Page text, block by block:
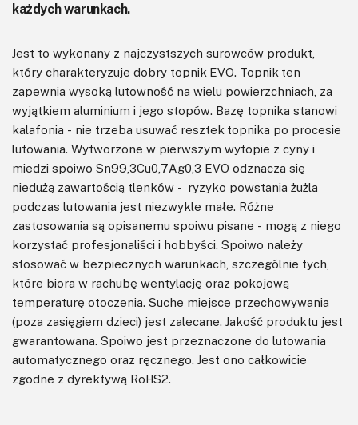
każdych warunkach.
Jest to wykonany z najczystszych surowców produkt,
który charakteryzuje dobry topnik EVO. Topnik ten
zapewnia wysoką lutowność na wielu powierzchniach, za
wyjątkiem aluminium i jego stopów. Bazę topnika stanowi
kalafonia - nie trzeba usuwać resztek topnika po procesie
lutowania. Wytworzone w pierwszym wytopie z cyny i
miedzi spoiwo Sn99,3Cu0,7Ag0,3 EVO odznacza się
niedużą zawartością tlenków - ryzyko powstania żużla
podczas lutowania jest niezwykle małe. Różne
zastosowania są opisanemu spoiwu pisane - mogą z niego
korzystać profesjonaliści i hobbyści. Spoiwo należy
stosować w bezpiecznych warunkach, szczególnie tych,
które biora w rachubę wentylację oraz pokojową
temperaturę otoczenia. Suche miejsce przechowywania
(poza zasięgiem dzieci) jest zalecane. Jakość produktu jest
gwarantowana. Spoiwo jest przeznaczone do lutowania
automatycznego oraz ręcznego. Jest ono całkowicie
zgodne z dyrektywą RoHS2.